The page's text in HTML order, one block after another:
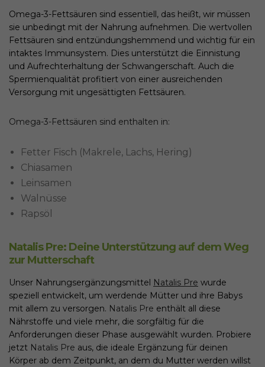
Omega-3-Fettsäuren sind essentiell, das heißt, wir müssen
sie unbedingt mit der Nahrung aufnehmen. Die wertvollen
Fettsäuren sind entzündungshemmend und wichtig für ein
intaktes Immunsystem. Dies unterstützt die Einnistung
und Aufrechterhaltung der Schwangerschaft. Auch die
Spermienqualität profitiert von einer ausreichenden
Versorgung mit ungesättigten Fettsäuren.
Omega-3-Fettsäuren sind enthalten in:
Fetter Fisch (Makrele, Lachs, Hering)
Chiasamen
Leinsamen
Walnüsse
Rapsöl
Natalis Pre: Deine Unterstützung auf dem Weg
zur Mutterschaft
Unser Nahrungsergänzungsmittel Natalis Pre wurde
speziell entwickelt, um werdende Mütter und ihre Babys
mit allem zu versorgen. Natalis Pre enthält all diese
Nährstoffe und viele mehr, die sorgfältig für die
Anforderungen dieser Phase ausgewählt wurden. Probiere
jetzt Natalis Pre aus, die ideale Ergänzung für deinen
Körper ab dem Zeitpunkt, an dem du Mutter werden willst